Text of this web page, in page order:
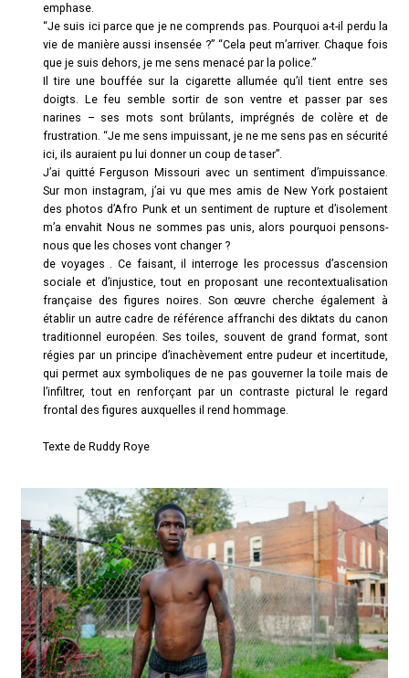
emphase.
“Je suis ici parce que je ne comprends pas. Pourquoi a-t-il perdu la
vie de manière aussi insensée ?” “Cela peut m’arriver. Chaque fois
que je suis dehors, je me sens menacé par la police.”
Il tire une bouffée sur la cigarette allumée qu’il tient entre ses
doigts. Le feu semble sortir de son ventre et passer par ses
narines – ses mots sont brûlants, imprégnés de colère et de
frustration. “Je me sens impuissant, je ne me sens pas en sécurité
ici, ils auraient pu lui donner un coup de taser”.
J’ai quitté Ferguson Missouri avec un sentiment d’impuissance.
Sur mon instagram, j’ai vu que mes amis de New York postaient
des photos d’Afro Punk et un sentiment de rupture et d’isolement
m’a envahit Nous ne sommes pas unis, alors pourquoi pensons-
nous que les choses vont changer ?
de voyages . Ce faisant, il interroge les processus d’ascension
sociale et d’injustice, tout en proposant une recontextualisation
française des figures noires. Son œuvre cherche également à
établir un autre cadre de référence affranchi des diktats du canon
traditionnel européen. Ses toiles, souvent de grand format, sont
régies par un principe d’inachèvement entre pudeur et incertitude,
qui permet aux symboliques de ne pas gouverner la toile mais de
l’infiltrer, tout en renforçant par un contraste pictural le regard
frontal des figures auxquelles il rend hommage.
Texte de Ruddy Roye